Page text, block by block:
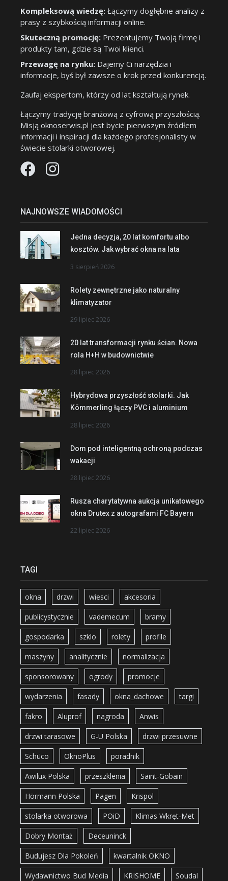
Kompleksową wiedzę: Łączymy dogłębne analizy z
prasy z szybkością informacji online.
Skuteczną promocję: Prezentujemy Twoją firmę i
produkty tam, gdzie są Twoi klienci.
Przewagę na rynku: Dajemy Ci narzędzia i
informacje, byś był zawsze o krok przed konkurencją.
Zaufaj ekspertom, którzy od lat kształtują rynek.
Łączymy tradycję branżową z cyfrową przyszłością.
Misją oknoserwis.pl jest bycie pierwszym źródłem
informacji i inspiracji dla każdego profesjonalisty w
świecie stolarki otworowej.
NAJNOWSZE WIADOMOŚCI
Jedna decyzja, 20 lat komfortu albo
kosztów. Jak wybrać okna na lata
3 sierpień 2026
Rolety zewnętrzne jako naturalny
klimatyzator
29 lipiec 2026
20 lat transformacji rynku ścian. Nowa
rola H+H w budownictwie
28 lipiec 2026
Hybrydowa przyszłość stolarki. Jak
Kömmerling łączy PVC i aluminium
28 lipiec 2026
Dom pod inteligentną ochroną podczas
wakacji
28 lipiec 2026
Rusza charytatywna aukcja unikatowego
okna Drutex z autografami FC Bayern
22 lipiec 2026
TAGI
okna drzwi wiesci akcesoria
publicystycznie vademecum bramy
gospodarka szklo rolety profile
maszyny analitycznie normalizacja
sponsorowany ogrody promocje
wydarzenia fasady okna_dachowe targi
fakro Aluprof nagroda Anwis
drzwi tarasowe G-U Polska drzwi przesuwne
Schüco OknoPlus poradnik
Awilux Polska przeszklenia Saint-Gobain
Hörmann Polska Pagen Krispol
stolarka otworowa POiD Klimas Wkręt-Met
Dobry Montaż Deceuninck
Budujesz Dla Pokoleń kwartalnik OKNO
Wydawnictwo Bud Media KRISHOME Soudal